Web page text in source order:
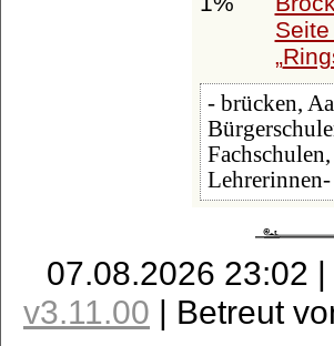
- brücken,
Lehrerinnen-
07.08.2026 23:02
v3.11.00 | Betreut